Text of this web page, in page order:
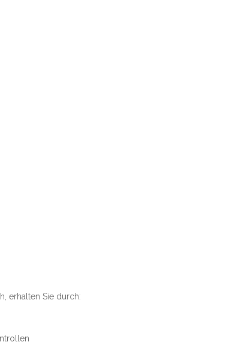
erhalten Sie durch: